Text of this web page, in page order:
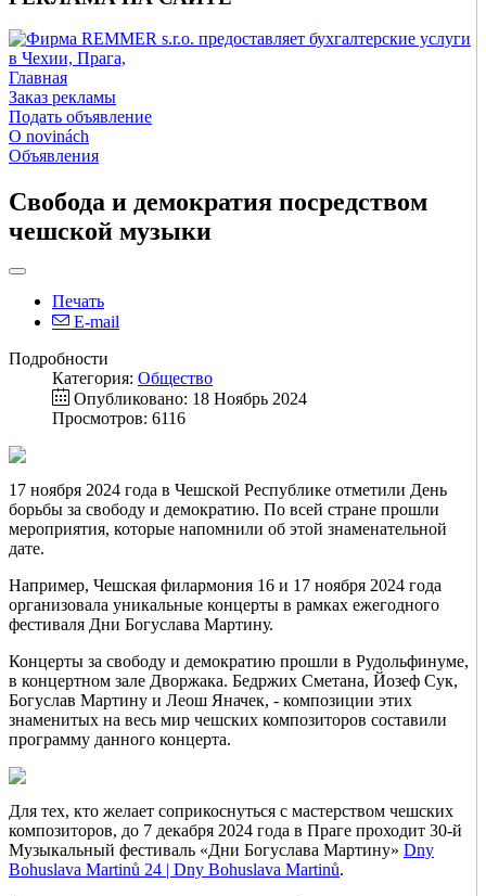
Главная
Заказ рекламы
Подать объявление
O novinách
Объявления
Свобода и демократия посредством
чешской музыки
Печать
E-mail
Подробности
Категория: Общество
Опубликовано: 18 Ноябрь 2024
Просмотров: 6116
17 ноября 2024 года в Чешской Республике отметили День
борьбы за свободу и демократию. По всей стране прошли
мероприятия, которые напомнили об этой знаменательной
дате.
Например, Чешская филармония 16 и 17 ноября 2024 года
организовала уникальные концерты в рамках ежегодного
фестиваля Дни Богуслава Мартину.
Концерты за свободу и демократию прошли в Рудольфинуме,
в концертном зале Дворжака. Бедржих Сметана, Йозеф Сук,
Богуслав Мартину и Леош Яначек, - композиции этих
знаменитых на весь мир чешских композиторов составили
программу данного концерта.
Для тех, кто желает соприкоснуться с мастерством чешских
композиторов, до 7 декабря 2024 года в Праге проходит 30-й
Музыкальный фестиваль «Дни Богуслава Мартину» Dny
Bohuslava Martinů 24 | Dny Bohuslava Martinů.